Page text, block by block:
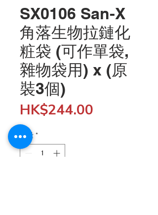
SX0106 San-X
角落生物拉鏈化
粧袋 (可作單袋,
雜物袋用) x (原
裝3個)
HK$244.00
數量 *